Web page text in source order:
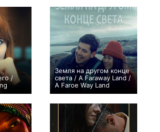
/
Земля на другом конце
света / A Faraway Land /
A Faroe Way Land
0